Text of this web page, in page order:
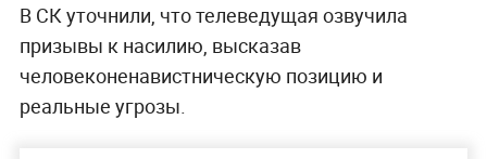
В СК уточнили, что телеведущая озвучила
призывы к насилию, высказав
человеконенавистническую позицию и
реальные угрозы.